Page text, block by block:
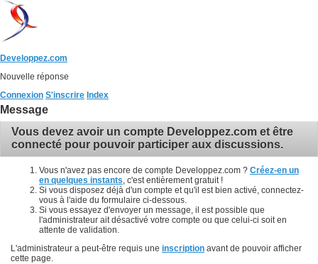
Developpez.com
Nouvelle réponse
Connexion S'inscrire Index
Message
Vous devez avoir un compte Developpez.com et être
connecté pour pouvoir participer aux discussions.
Vous n'avez pas encore de compte Developpez.com ? Créez-en un
en quelques instants , c'est entièrement gratuit !
Si vous disposez déjà d'un compte et qu'il est bien activé, connectez-
vous à l'aide du formulaire ci-dessous.
Si vous essayez d'envoyer un message, il est possible que
l'administrateur ait désactivé votre compte ou que celui-ci soit en
attente de validation.
L'administrateur a peut-être requis une inscription avant de pouvoir afficher
cette page.